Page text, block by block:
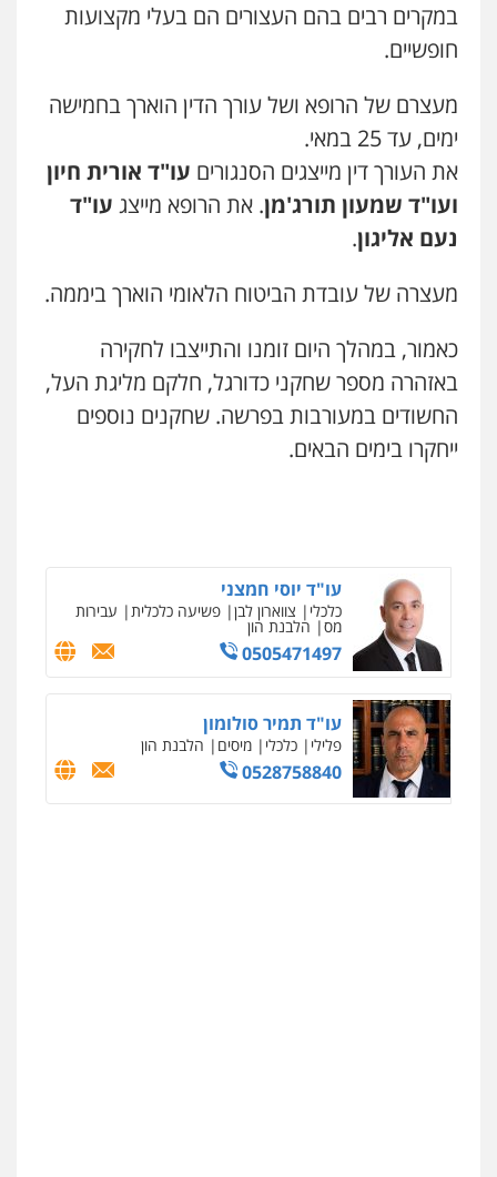
במקרים רבים בהם העצורים הם בעלי מקצועות
חופשיים.
מעצרם של הרופא ושל עורך הדין הוארך בחמישה
ימים, עד 25 במאי.
את העורך דין מייצגים הסנגורים עו"ד אורית חיון
ועו"ד שמעון תורג'מן. את הרופא מייצג עו"ד
נעם אליגון.
מעצרה של עובדת הביטוח הלאומי הוארך ביממה.
כאמור, במהלך היום זומנו והתייצבו לחקירה
באזהרה מספר שחקני כדורגל, חלקם מליגת העל,
החשודים במעורבות בפרשה. שחקנים נוספים
ייחקרו בימים הבאים.
עו"ד יוסי חמצני
כלכלי צווארון לבן פשיעה כלכלית עבירות
מס הלבנת הון
0505471497
עו"ד תמיר סולומון
פלילי כלכלי מיסים הלבנת הון
0528758840
ניר קידר – צלם
דין
0504578527
רונן הלל – מוניטין
שליליים
שירותים מקצועיים לעורכי דין